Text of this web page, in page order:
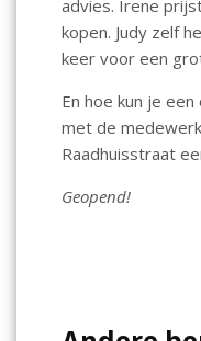
advies. Irene
kopen. Judy zelf
keer voor een
En hoe kun je
met de
Raadhuisstraat
Geopend!